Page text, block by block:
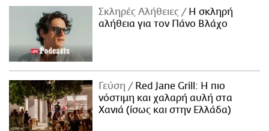
LIFO SHOP
NEWSLETTER
ΜΙΚΡΟΠΡΑΓΜΑΤΑ
THE GOOD LIFO
LIFOLAND
Plus Σκληρές Αλήθειες
H σκληρή
αλήθεια για τον Πάνο Βλάχο
Γεύση
Red Jane Grill: Η πιο
νόστιμη και χαλαρή αυλή στα
Χανιά (ίσως και στην Ελλάδα)